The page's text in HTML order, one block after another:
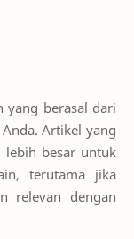
yang berasal dari
Artikel yang
lebih besar untuk
terutama jika
relevan dengan